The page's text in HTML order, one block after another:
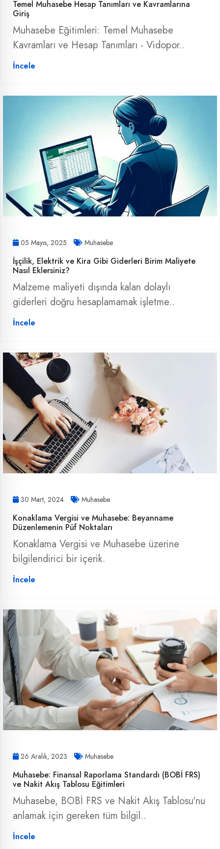
Temel Muhasebe Hesap Tanımları ve Kavramlarına
Giriş
Muhasebe Eğitimleri: Temel Muhasebe
Kavramları ve Hesap Tanımları - Vidopor..
İncele
05 Mayıs, 2025 Muhasebe
İşçilik, Elektrik ve Kira Gibi Giderleri Birim Maliyete
Nasıl Eklersiniz?
Malzeme maliyeti dışında kalan dolaylı
giderleri doğru hesaplamamak işletme..
İncele
30 Mart, 2024 Muhasebe
Konaklama Vergisi ve Muhasebe: Beyanname
Düzenlemenin Püf Noktaları
Konaklama Vergisi ve Muhasebe üzerine
bilgilendirici bir içerik.
İncele
26 Aralık, 2023 Muhasebe
Muhasebe: Finansal Raporlama Standardı (BOBİ FRS)
ve Nakit Akış Tablosu Eğitimleri
Muhasebe, BOBİ FRS ve Nakit Akış Tablosu'nu
anlamak için gereken tüm bilgil..
İncele